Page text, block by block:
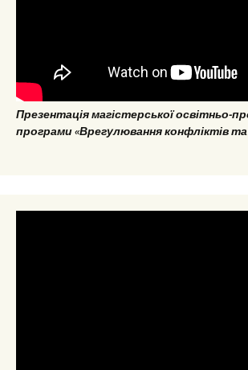
Презентація магістерської освітньо-
програми «Врегулювання конфліктів та